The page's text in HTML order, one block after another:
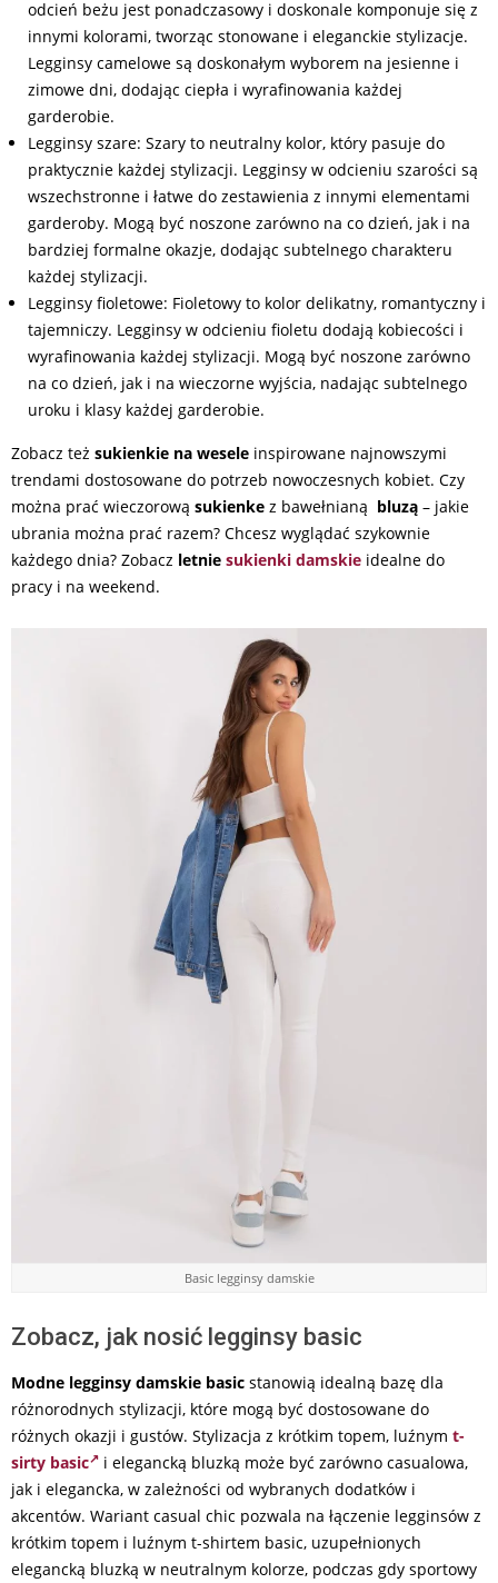
odcień beżu jest ponadczasowy i doskonale komponuje się z
innymi kolorami, tworząc stonowane i eleganckie stylizacje.
Legginsy camelowe są doskonałym wyborem na jesienne i
zimowe dni, dodając ciepła i wyrafinowania każdej
garderobie.
Legginsy szare: Szary to neutralny kolor, który pasuje do
praktycznie każdej stylizacji. Legginsy w odcieniu szarości są
wszechstronne i łatwe do zestawienia z innymi elementami
garderoby. Mogą być noszone zarówno na co dzień, jak i na
bardziej formalne okazje, dodając subtelnego charakteru
każdej stylizacji.
Legginsy fioletowe: Fioletowy to kolor delikatny, romantyczny i
tajemniczy. Legginsy w odcieniu fioletu dodają kobiecości i
wyrafinowania każdej stylizacji. Mogą być noszone zarówno
na co dzień, jak i na wieczorne wyjścia, nadając subtelnego
uroku i klasy każdej garderobie.
Zobacz też sukienkie na wesele inspirowane najnowszymi
trendami dostosowane do potrzeb nowoczesnych kobiet. Czy
można prać wieczorową sukienke z bawełnianą bluzą – jakie
ubrania można prać razem? Chcesz wyglądać szykownie
każdego dnia? Zobacz letnie sukienki damskie idealne do
pracy i na weekend.
Basic legginsy damskie
Zobacz, jak nosić legginsy basic
Modne legginsy damskie basic stanowią idealną bazę dla
różnorodnych stylizacji, które mogą być dostosowane do
różnych okazji i gustów. Stylizacja z krótkim topem, luźnym t-
sirty basic
i elegancką bluzką może być zarówno casualowa,
jak i elegancka, w zależności od wybranych dodatków i
akcentów. Wariant casual chic pozwala na łączenie legginsów z
krótkim topem i luźnym t-shirtem basic, uzupełnionych
elegancką bluzką w neutralnym kolorze, podczas gdy sportowy